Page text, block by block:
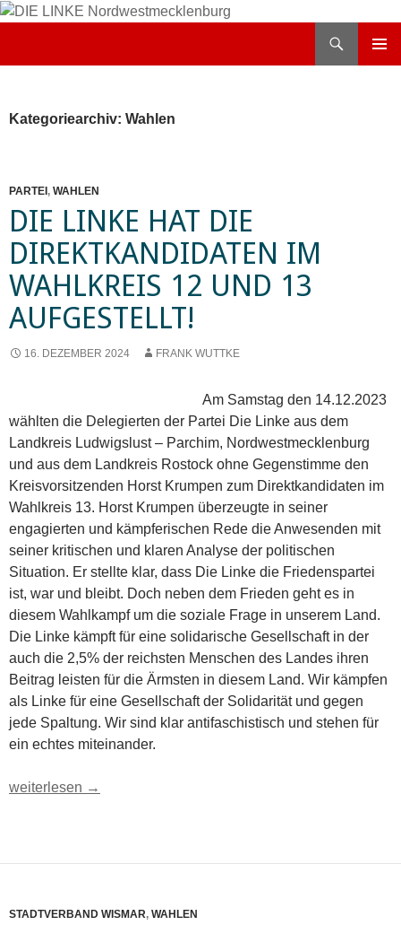
Zum
Kategoriearchiv: Wahlen
PARTEI, WAHLEN
DIE LINKE HAT DIE
DIREKTKANDIDATEN IM
WAHLKREIS 12 UND 13
AUFGESTELLT!
16. DEZEMBER 2024 FRANK WUTTKE
Am Samstag den 14.12.2023
wählten die Delegierten der Partei Die Linke aus dem
Landkreis Ludwigslust – Parchim, Nordwestmecklenburg
und aus dem Landkreis Rostock ohne Gegenstimme den
Kreisvorsitzenden Horst Krumpen zum Direktkandidaten im
Wahlkreis 13. Horst Krumpen überzeugte in seiner
engagierten und kämpferischen Rede die Anwesenden mit
seiner kritischen und klaren Analyse der politischen
Situation. Er stellte klar, dass Die Linke die Friedenspartei
ist, war und bleibt. Doch neben dem Frieden geht es in
diesem Wahlkampf um die soziale Frage in unserem Land.
Die Linke kämpft für eine solidarische Gesellschaft in der
auch die 2,5% der reichsten Menschen des Landes ihren
Beitrag leisten für die Ärmsten in diesem Land. Wir kämpfen
als Linke für eine Gesellschaft der Solidarität und gegen
jede Spaltung. Wir sind klar antifaschistisch und stehen für
ein echtes miteinander.
Die Linke hat die Direktkandidaten im Wahlkreis 12 und 13
weiterlesen →
STADTVERBAND WISMAR, WAHLEN